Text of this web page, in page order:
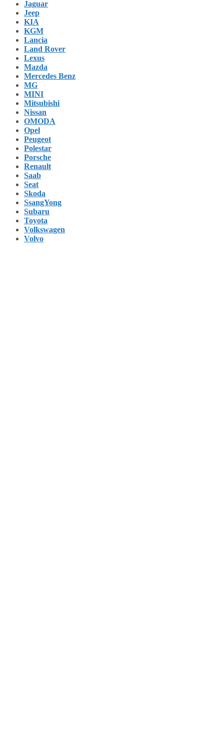
Jaguar
Jeep
KIA
KGM
Lancia
Land Rover
Lexus
Mazda
Mercedes Benz
MG
MINI
Mitsubishi
Nissan
OMODA
Opel
Peugeot
Polestar
Porsche
Renault
Saab
Seat
Skoda
SsangYong
Subaru
Toyota
Volkswagen
Volvo